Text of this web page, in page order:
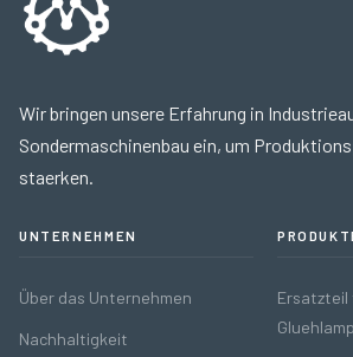
Wir bringen unsere Erfahrung in
Sondermaschinenbau ein, um
staerken.
UNTERNEHMEN
Über das Unternehmen
Nachhaltigkeit
Ersatzteil